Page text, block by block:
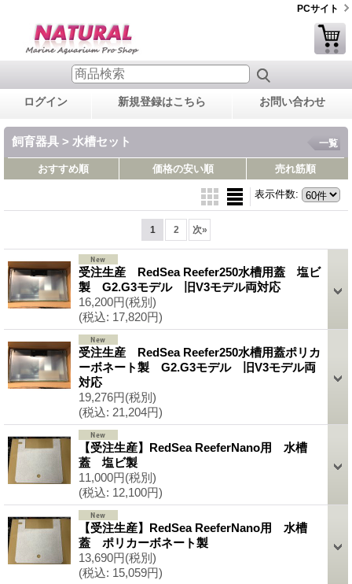
PCサイト
ログイン 新規登録はこちら お問い合わせ
飼育器具 > 水槽セット 一覧
おすすめ順 価格の安い順 売れ筋順
表示件数:
1 2 次»
受注生産 RedSea Reefer250水槽用蓋 塩ビ
製 G2.G3モデル 旧V3モデル両対応
16,200円(税別)
(税込: 17,820円)
受注生産 RedSea Reefer250水槽用蓋ポリカ
ーボネート製 G2.G3モデル 旧V3モデル両
対応
19,276円(税別)
(税込: 21,204円)
【受注生産】RedSea ReeferNano用 水槽
蓋 塩ビ製
11,000円(税別)
(税込: 12,100円)
【受注生産】RedSea ReeferNano用 水槽
蓋 ポリカーボネート製
13,690円(税別)
(税込: 15,059円)